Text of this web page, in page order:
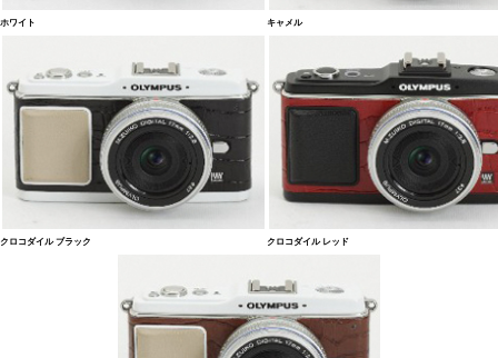
ホワイト キャメル
クロコダイル ブラック クロコダイル レッド